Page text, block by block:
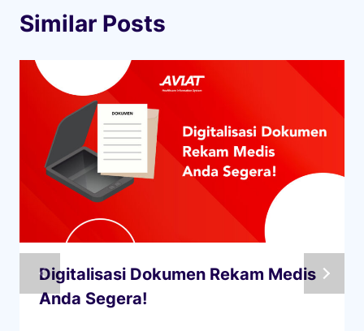
Similar Posts
Digitalisasi Dokumen Rekam Medis
Anda Segera!